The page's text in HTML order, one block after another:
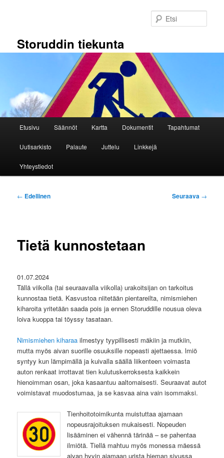
Storuddin tiekunta
Etusivu Säännöt Kartta Dokumentit Tapahtumat
Uutisarkisto Palaute Juttelu Linkkejä
Yhteystiedot
Artikkelien
← Edellinen Seuraava →
Tietä kunnostetaan
01.07.2024
Tällä viikolla (tai seuraavalla viikolla) urakoitsijan on tarkoitus
kunnostaa tietä. Kasvustoa niitetään pientareilta, nimismiehen
kiharoita yritetään saada pois ja ennen Storuddille nousua oleva
loiva kuoppa tai töyssy tasataan.
Nimismiehen kiharaa ilmestyy tyypillisesti mäkiin ja mutkiin,
mutta myös aivan suorille osuuksille nopeasti ajettaessa. lmiö
syntyy kun lämpimällä ja kuivalla säällä liikenteen voimasta
auton renkaat irrottavat tien kulutuskerroksesta kaikkein
hienoimman osan, joka kasaantuu aaltomaisesti. Seuraavat autot
voimistavat muodostumaa, ja se kasvaa aina vain isommaksi.
Tienhoitotoimikunta muistuttaa ajamaan
nopeusrajoituksen mukaisesti. Nopeuden
lisääminen ei vähennä tärinää – se pahentaa
ilmiötä. Tiellä mahtuu myös monessa mäessä
aivan hyvin ajamaan urista hieman sivussa